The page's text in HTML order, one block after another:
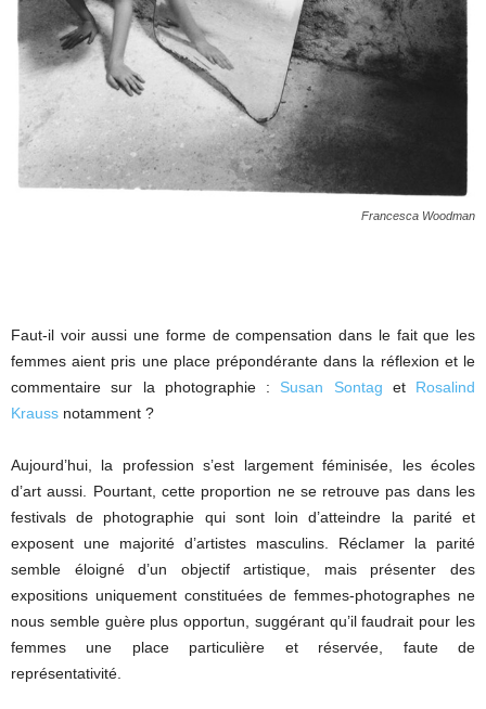
Francesca Woodman
Faut-il voir aussi une forme de compensation dans le fait que les
femmes aient pris une place prépondérante dans la réflexion et le
commentaire sur la photographie : Susan Sontag et Rosalind
Krauss notamment ?
Aujourd’hui, la profession s’est largement féminisée, les écoles
d’art aussi. Pourtant, cette proportion ne se retrouve pas dans les
festivals de photographie qui sont loin d’atteindre la parité et
exposent une majorité d’artistes masculins. Réclamer la parité
semble éloigné d’un objectif artistique, mais présenter des
expositions uniquement constituées de femmes-photographes ne
nous semble guère plus opportun, suggérant qu’il faudrait pour les
femmes une place particulière et réservée, faute de
représentativité.